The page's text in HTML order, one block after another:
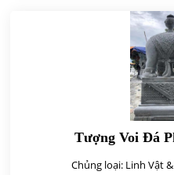
Tượng Voi Đá
Chủng loại: Linh Vật